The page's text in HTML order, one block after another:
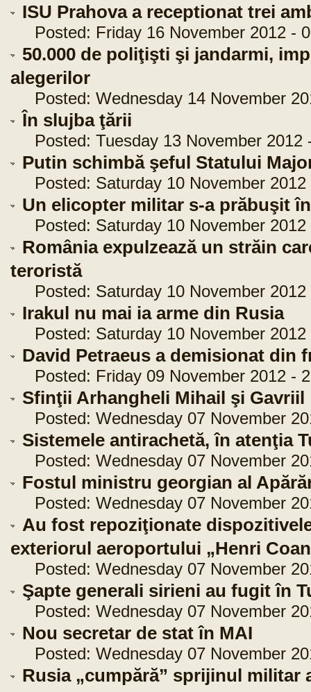
ISU Prahova a receptionat trei
Posted: Friday 16 November 2012 -
50.000 de poliţişti şi jandarmi,
alegerilor
Posted: Wednesday 14 November
În slujba ţării
Posted: Tuesday 13 November 2012
Putin schimbă şeful Statului
Posted: Saturday 10 November 2012
Un elicopter militar s-a prăbuşit
Posted: Saturday 10 November 2012
România expulzează un străin
teroristă
Posted: Saturday 10 November 2012
Irakul nu mai ia arme din Rusia
Posted: Saturday 10 November 2012
David Petraeus a demisionat din
Posted: Friday 09 November 2012 -
Sfinţii Arhangheli Mihail şi Gavriil
Posted: Wednesday 07 November
Sistemele antirachetă, în atenţia
Posted: Wednesday 07 November
Fostul ministru georgian al
Posted: Wednesday 07 November
Au fost repoziţionate
exteriorul aeroportului „Henri
Posted: Wednesday 07 November
Şapte generali sirieni au fugit în
Posted: Wednesday 07 November
Nou secretar de stat în MAI
Posted: Wednesday 07 November
Rusia „cumpără” sprijinul militar